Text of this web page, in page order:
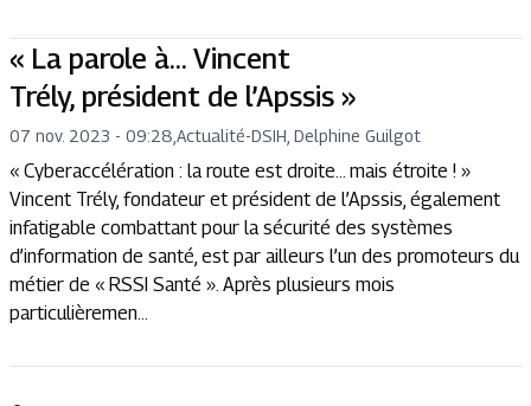
« La parole à… Vincent
Trély, président de l’Apssis »
07 nov. 2023 - 09:28 Actualité-DSIH, Delphine Guilgot
« Cyberaccélération : la route est droite… mais étroite ! »
Vincent Trély, fondateur et président de l’Apssis, également
infatigable combattant pour la sécurité des systèmes
d’information de santé, est par ailleurs l’un des promoteurs du
métier de « RSSI Santé ». Après plusieurs mois
particulièremen...